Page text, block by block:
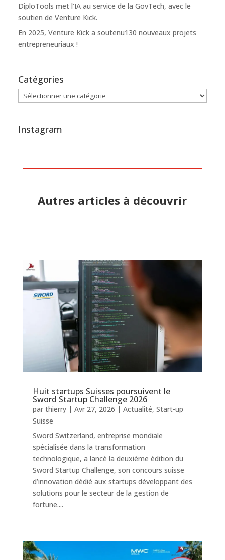
DiploTools met l’IA au service de la GovTech, avec le
soutien de Venture Kick.
En 2025, Venture Kick a soutenu130 nouveaux projets
entrepreneuriaux !
Catégories
Catégories
Instagram
Autres articles à découvrir
Huit startups Suisses poursuivent le
Sword Startup Challenge 2026
par thierry| Avr 27, 2026 | Actualité, Start-up
Suisse
Sword Switzerland, entreprise mondiale
spécialisée dans la transformation
technologique, a lancé la deuxième édition du
Sword Startup Challenge, son concours suisse
d’innovation dédié aux startups développant des
solutions pour le secteur de la gestion de
fortune....